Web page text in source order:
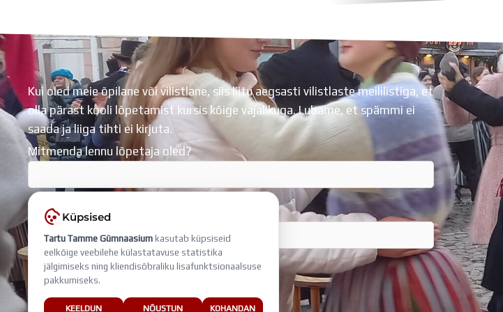
Kui oled meie õpilane või vilistlane, siis liitu aegsasti vilistlaste meililistiga, et
olla pärast kooli lõpetamist kursis kõige vajalikuga. Lubame, et spämmi ei
saada ja liiga tihti ei kirjuta.
Mitmenda lennu lõpetaja oled?
Sisesta e-mail, millega liitud
Küpsised
Tartu Tamme Gümnaasium kasutab küpsiseid
eelkõige veebilehe külastatavuse statistika
jälgimiseks ning kliendisõbraliku lisafunktsionaalsuse
pakkumiseks.
KEELDUN NÕUSTUN KOHANDAN